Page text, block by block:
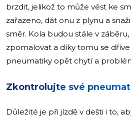
brzdit, jelikož to může vést ke
zařazeno, dát onu z plynu a
směr. Kola budou stále v
zpomalovat a díky tomu se
pneumatiky opět chytí a
Zkontrolujte své
Důležité je při jízdě v dešti i to,